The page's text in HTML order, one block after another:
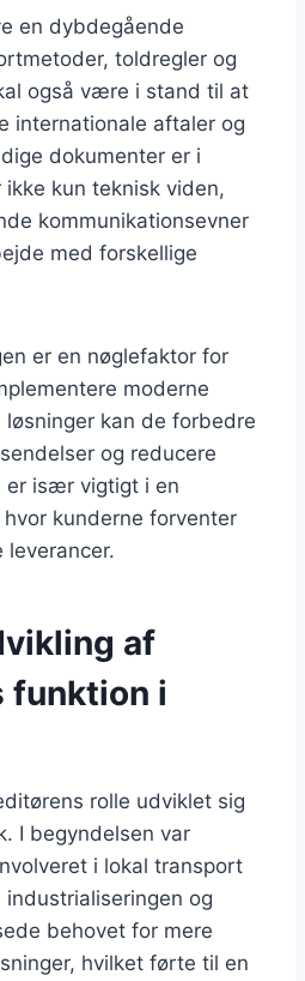
en dybdegående
toldregler og
også være i stand til at
internationale aftaler og
dokumenter er i
kun teknisk viden,
kommunikationsevner
med forskellige
er en nøglefaktor for
moderne
kan de forbedre
og reducere
er især vigtigt i en
kunderne forventer
leverancer.
af
funktion i
rolle udviklet sig
I begyndelsen var
i lokal transport
og
behovet for mere
hvilket førte til en